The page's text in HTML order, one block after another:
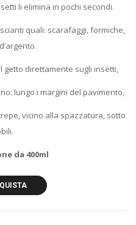
li elimina in pochi secondi.
quali: scarafaggi, formiche,
direttamente sugli insetti,
lungo i margini del pavimento,
vicino alla spazzatura, sotto
da 400ml